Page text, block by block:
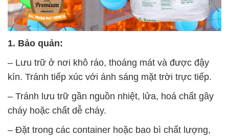
1. Bảo quản:
– Lưu trữ ở nơi khô ráo, thoáng mát và được đậy
kín. Tránh tiếp xúc với ánh sáng mặt trời trực tiếp.
– Tránh lưu trữ gần nguồn nhiệt, lửa, hoá chất gây
cháy hoặc chất dễ cháy.
– Đặt trong các container hoặc bao bì chất lượng,